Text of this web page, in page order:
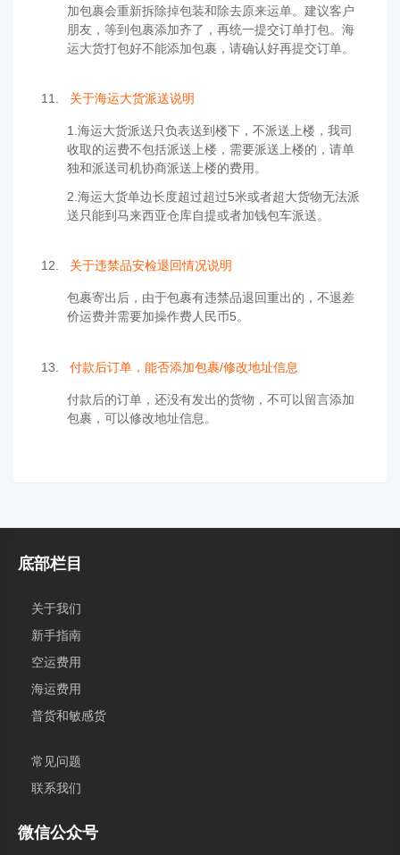
加包裹会重新拆除掉包装和除去原来运单。建议客户
朋友，等到包裹添加齐了，再统一提交订单打包。海
运大货打包好不能添加包裹，请确认好再提交订单。
11. 关于海运大货派送说明
1.海运大货派送只负表送到楼下，不派送上楼，我司
收取的运费不包括派送上楼，需要派送上楼的，请单
独和派送司机协商派送上楼的费用。
2.海运大货单边长度超过超过5米或者超大货物无法派
送只能到马来西亚仓库自提或者加钱包车派送。
12. 关于违禁品安检退回情况说明
包裹寄出后，由于包裹有违禁品退回重出的，不退差
价运费并需要加操作费人民币5。
13. 付款后订单，能否添加包裹/修改地址信息
付款后的订单，还没有发出的货物，不可以留言添加
包裹，可以修改地址信息。
底部栏目
关于我们
新手指南
空运费用
海运费用
普货和敏感货
常见问题
联系我们
微信公众号